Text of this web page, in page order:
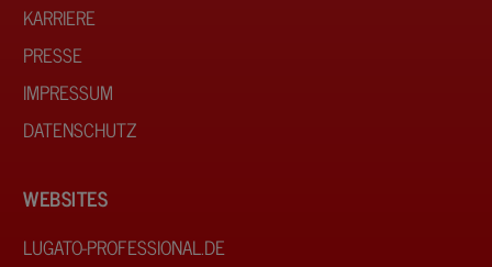
KARRIERE
PRESSE
IMPRESSUM
DATENSCHUTZ
WEBSITES
LUGATO-PROFESSIONAL.DE